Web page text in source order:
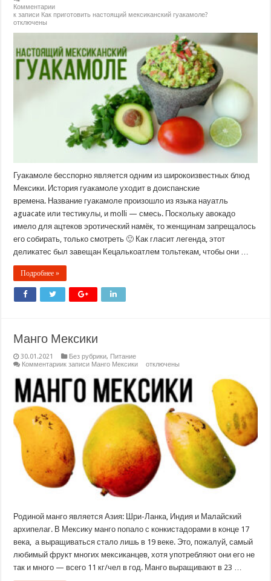
Комментарии
к записи Как приготовить настоящий мексиканский гуакамоле?
отключены
Гуакамоле бесспорно является одним из широкоизвестных блюд
Мексики. История гуакамоле уходит в доиспанские
времена. Название гуакамоле произошло из языка науатль
aguacate или тестикулы, и molli — смесь. Поскольку авокадо
имело для ацтеков эротический намёк, то женщинам запрещалось
его собирать, только смотреть 🙂 Как гласит легенда, этот
деликатес был завещан Кецалькоатлем тольтекам, чтобы они …
Подробнее »
Манго Мексики
30.01.2021 Без рубрики, Питание
Комментариик записи Манго Мексики отключены
Родиной манго является Азия: Шри-Ланка, Индия и Малайский
архипелаг. В Мексику манго попало с конкистадорами в конце 17
века, а выращиваться стало лишь в 19 веке. Это, пожалуй, самый
любимый фрукт многих мексиканцев, хотя употребляют они его не
так и много — всего 11 кг/чел в год. Манго выращивают в 23 …